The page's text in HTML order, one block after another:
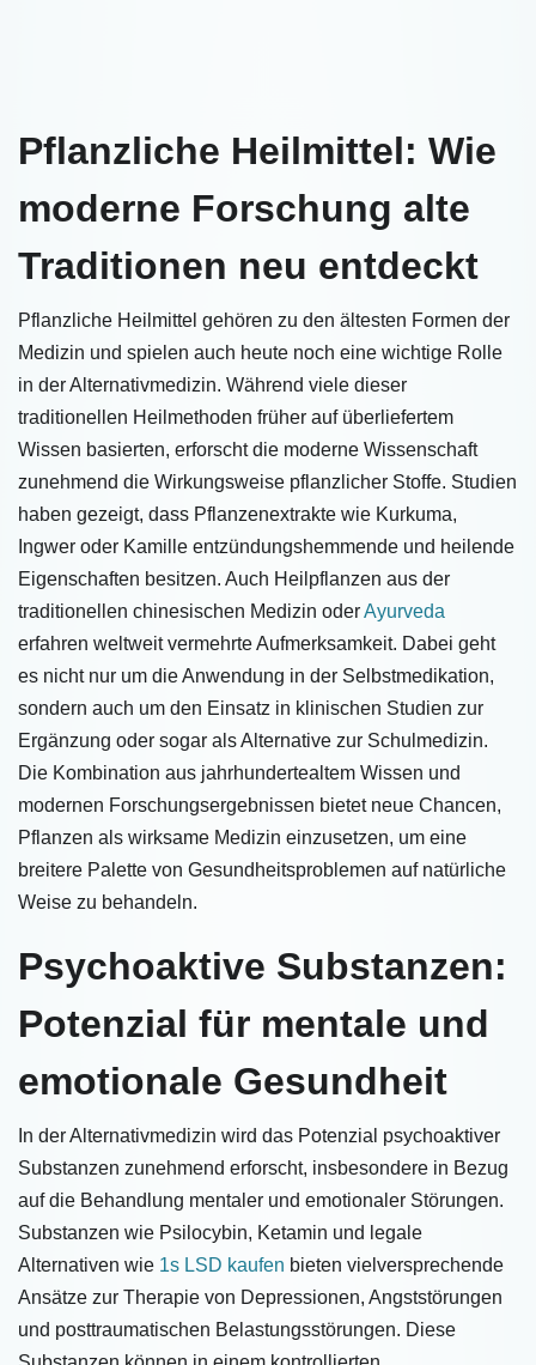
Pflanzliche Heilmittel: Wie
moderne Forschung alte
Traditionen neu entdeckt
Pflanzliche Heilmittel gehören zu den ältesten Formen der
Medizin und spielen auch heute noch eine wichtige Rolle
in der Alternativmedizin. Während viele dieser
traditionellen Heilmethoden früher auf überliefertem
Wissen basierten, erforscht die moderne Wissenschaft
zunehmend die Wirkungsweise pflanzlicher Stoffe. Studien
haben gezeigt, dass Pflanzenextrakte wie Kurkuma,
Ingwer oder Kamille entzündungshemmende und heilende
Eigenschaften besitzen. Auch Heilpflanzen aus der
traditionellen chinesischen Medizin oderAyurveda
erfahren weltweit vermehrte Aufmerksamkeit. Dabei geht
es nicht nur um die Anwendung in der Selbstmedikation,
sondern auch um den Einsatz in klinischen Studien zur
Ergänzung oder sogar als Alternative zur Schulmedizin.
Die Kombination aus jahrhundertealtem Wissen und
modernen Forschungsergebnissen bietet neue Chancen,
Pflanzen als wirksame Medizin einzusetzen, um eine
breitere Palette von Gesundheitsproblemen auf natürliche
Weise zu behandeln.
Psychoaktive Substanzen:
Potenzial für mentale und
emotionale Gesundheit
In der Alternativmedizin wird das Potenzial psychoaktiver
Substanzen zunehmend erforscht, insbesondere in Bezug
auf die Behandlung mentaler und emotionaler Störungen.
Substanzen wie Psilocybin, Ketamin und legale
Alternativen wie 1s LSD kaufen bieten vielversprechende
Ansätze zur Therapie von Depressionen, Angststörungen
und posttraumatischen Belastungsstörungen. Diese